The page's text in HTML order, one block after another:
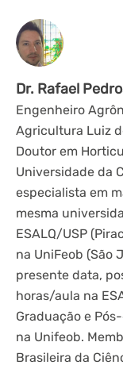
Dr. Rafael
Engenheiro
Agricultura Luiz
Doutor em
Universidade da
especialista em
mesma
ESALQ/USP
na UniFeob (São
presente data,
horas/aula na
Graduação e
na Unifeob.
Brasileira da